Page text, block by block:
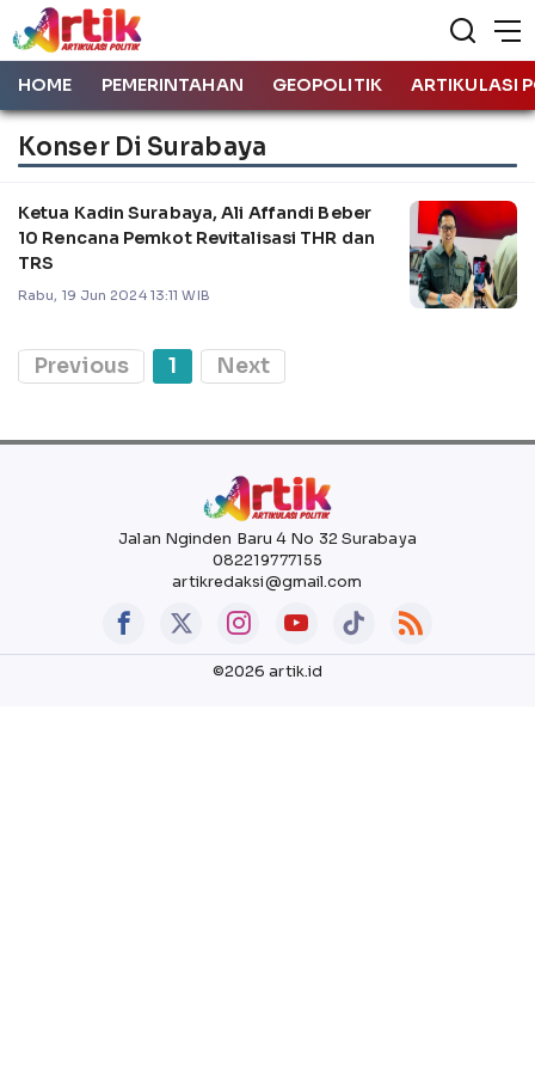
HOME PEMERINTAHAN GEOPOLITIK ARTIKULASI
Konser Di Surabaya
Ketua Kadin Surabaya, Ali Affandi Beber
10 Rencana Pemkot Revitalisasi THR dan
TRS
Rabu, 19 Jun 2024 13:11 WIB
Previous 1 Next
Jalan Nginden Baru 4 No 32 Surabaya
082219777155
artikredaksi@gmail.com
©2026 artik.id